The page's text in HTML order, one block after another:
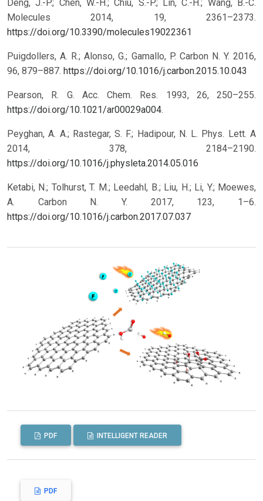
Deng, J.-P.; Chen, W.-H.; Chiu, S.-P.; Lin, C.-H.; Wang, B.-C.
Molecules 2014, 19, 2361–2373.
https://doi.org/10.3390/molecules19022361
Puigdollers, A. R.; Alonso, G.; Gamallo, P. Carbon N. Y. 2016,
96, 879–887. https://doi.org/10.1016/j.carbon.2015.10.043
Pearson, R. G. Acc. Chem. Res. 1993, 26, 250–255.
https://doi.org/10.1021/ar00029a004.
Peyghan, A. A.; Rastegar, S. F.; Hadipour, N. L. Phys. Lett. A
2014, 378, 2184–2190.
https://doi.org/10.1016/j.physleta.2014.05.016
Ketabi, N.; Tolhurst, T. M.; Leedahl, B.; Liu, H.; Li, Y.; Moewes,
A. Carbon N. Y. 2017, 123, 1–6.
https://doi.org/10.1016/j.carbon.2017.07.037
PDF INTELLIGENT READER
PDF